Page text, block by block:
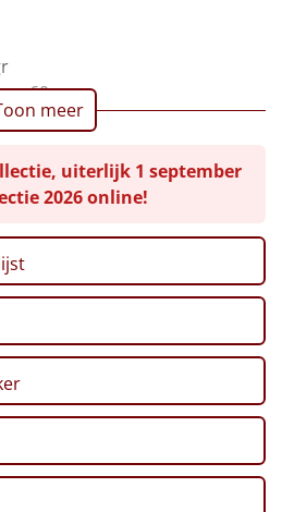
60 gr
20 gr
meer
uiterlijk 1 september
2026 online!